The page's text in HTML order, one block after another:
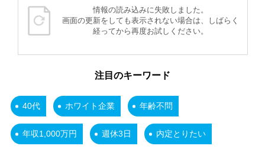
情報の読み込みに失敗しました。
画面の更新をしても表示されない場合は、しばらく
経ってから再度お試しください。
注目のキーワード
40代 ホワイト企業 年齢不問
年収1,000万円 週休3日 内定とりたい